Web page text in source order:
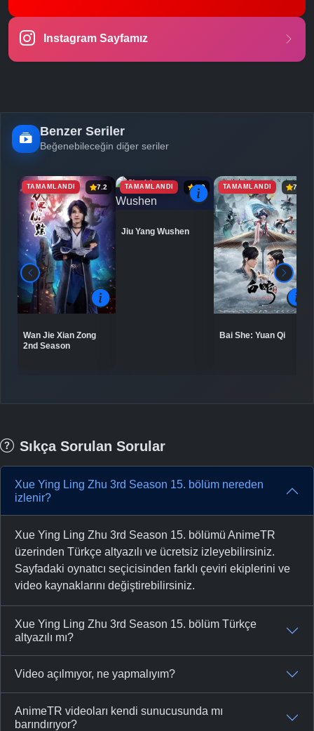
-Bölüm No: 24
Instagram Sayfamız
Benzer Seriler
Beğenebileceğin diğer seriler
TAMAMLANDI 7.2
Wan Jie Xian Zong
2nd Season
TAMAMLANDI 6.9
Jiu Yang Wushen
TAMAMLANDI 7.5
Bai She: Yuan Qi
Sıkça Sorulan Sorular
Xue Ying Ling Zhu 3rd Season 15. bölüm nereden
izlenir?
Xue Ying Ling Zhu 3rd Season 15. bölümü AnimeTR
üzerinden Türkçe altyazılı ve ücretsiz izleyebilirsiniz.
Sayfadaki oynatıcı seçicisinden farklı çeviri ekiplerini ve
video kaynaklarını değiştirebilirsiniz.
Xue Ying Ling Zhu 3rd Season 15. bölüm Türkçe
altyazılı mı?
Video açılmıyor, ne yapmalıyım?
AnimeTR videoları kendi sunucusunda mı
barındırıyor?